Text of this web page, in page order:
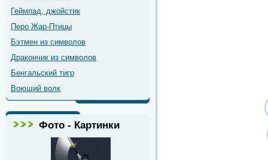
Геймпад, джойстик
Перо Жар-Птицы
Бэтмен из символов
Дракончик из символов
Бенгальский тигр
Воющий волк
Фото - Картинки